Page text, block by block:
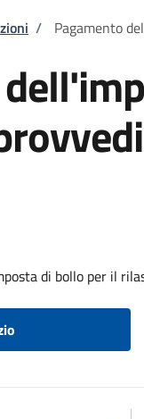
/ Pagamento
di bollo per il